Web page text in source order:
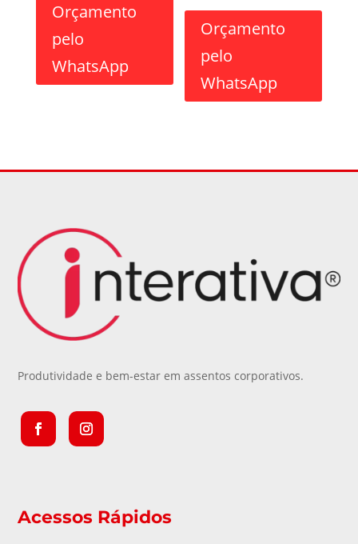
Orçamento
pelo
WhatsApp
Orçamento
pelo
WhatsApp
Produtividade e bem-estar em assentos corporativos.
Acessos Rápidos